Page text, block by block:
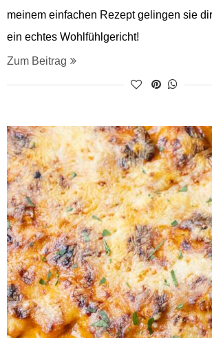
meinem einfachen Rezept gelingen sie
ein echtes Wohlfühlgericht!
Zum Beitrag